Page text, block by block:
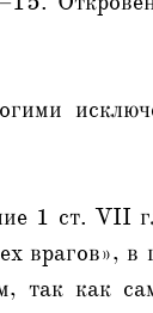
1 ст. VII
врагов», в
так как